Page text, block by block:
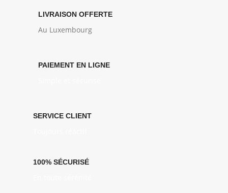
LIVRAISON OFFERTE
Au Luxembourg
PAIEMENT EN LIGNE
SERVICE CLIENT
100% SÉCURISÉ